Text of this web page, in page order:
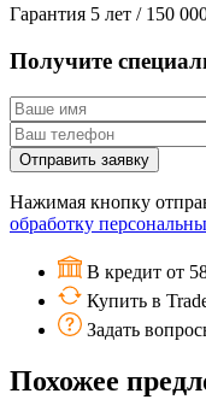
Гарантия 5 лет / 150
Получите
Отправить заявку
Нажимая кнопку
обработку
В кредит от
Купить в
Задать
Похожее